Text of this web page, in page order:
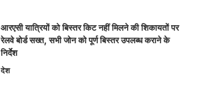
आरएसी यात्रियों को बिस्तर किट नहीं मिलने की शिकायतों पर
रेलवे बोर्ड सख्त, सभी जोन को पूर्ण बिस्तर उपलब्ध कराने के
निर्देश
देश